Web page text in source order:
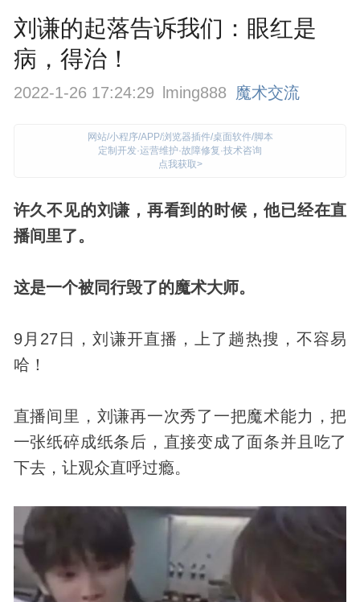
刘谦的起落告诉我们：眼红是
病，得治！
2022-1-26 17:24:29 lming888 魔术交流
网站/小程序/APP/浏览器插件/桌面软件/脚本
定制开发·运营维护·故障修复·技术咨询
点我获取>
许久不见的刘谦，再看到的时候，他已经在直
播间里了。
这是一个被同行毁了的魔术大师。
9月27日，刘谦开直播，上了趟热搜，不容易
哈！
直播间里，刘谦再一次秀了一把魔术能力，把
一张纸碎成纸条后，直接变成了面条并且吃了
下去，让观众直呼过瘾。